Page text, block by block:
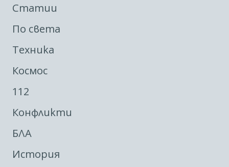
Статии
По света
Техника
Космос
112
Конфликти
БЛА
История